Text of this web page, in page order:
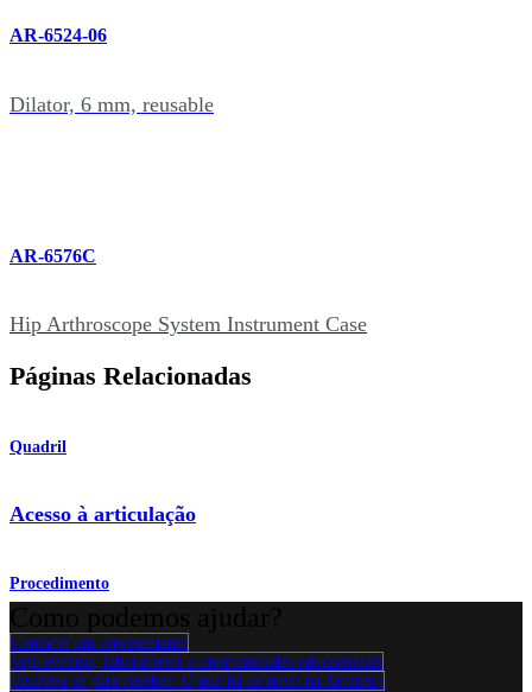
AR-6524-06
Dilator, 6 mm, reusable
AR-6576C
Hip Arthroscope System Instrument Case
Páginas Relacionadas
Quadril
Acesso à articulação
Procedimento
Contacte um representante
Veja eventos, laboratórios e oportunidades educacionais
Inscreva-se para receber: O que há de novo na Arthrex?